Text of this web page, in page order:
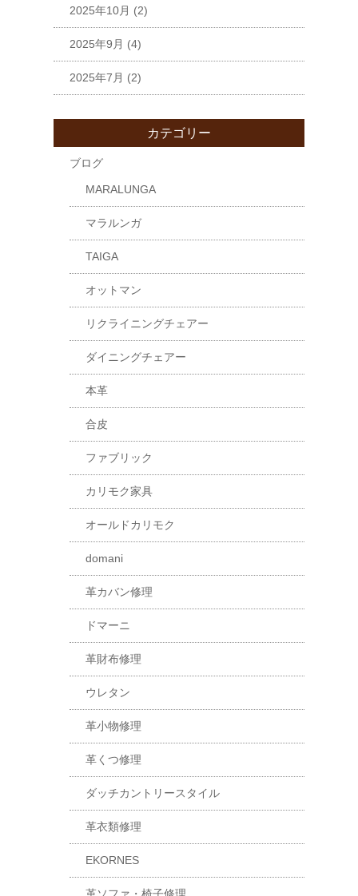
2025年10月 (2)
2025年9月 (4)
2025年7月 (2)
カテゴリー
ブログ
MARALUNGA
マラルンガ
TAIGA
オットマン
リクライニングチェアー
ダイニングチェアー
本革
合皮
ファブリック
カリモク家具
オールドカリモク
domani
革カバン修理
ドマーニ
革財布修理
ウレタン
革小物修理
革くつ修理
ダッチカントリースタイル
革衣類修理
EKORNES